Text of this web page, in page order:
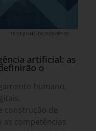
19 DE JULHO DE 2026 08H00
artificial: as
o
humano,
construção de
competências